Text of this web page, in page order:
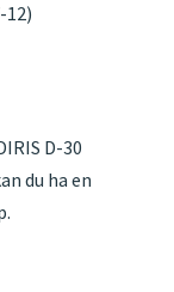
D-30
du ha en